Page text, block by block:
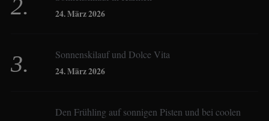
24. März 2026
Sonnenskilauf und Dolce Vita
24. März 2026
Den Frühling auf sonnigen Pisten und bei coolen